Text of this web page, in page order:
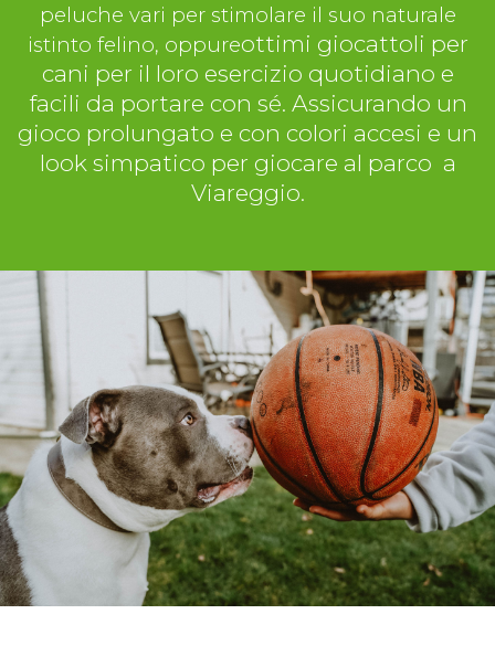
peluche vari per stimolare il suo naturale
istinto felino, oppureottimi giocattoli per
cani per il loro esercizio quotidiano e
facili da portare con sé. Assicurando un
gioco prolungato e con colori accesi e un
look simpatico per giocare al parco a
Viareggio.